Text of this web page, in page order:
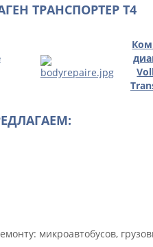
ТРАНСПОРТЕР Т4
микроавтобусов,